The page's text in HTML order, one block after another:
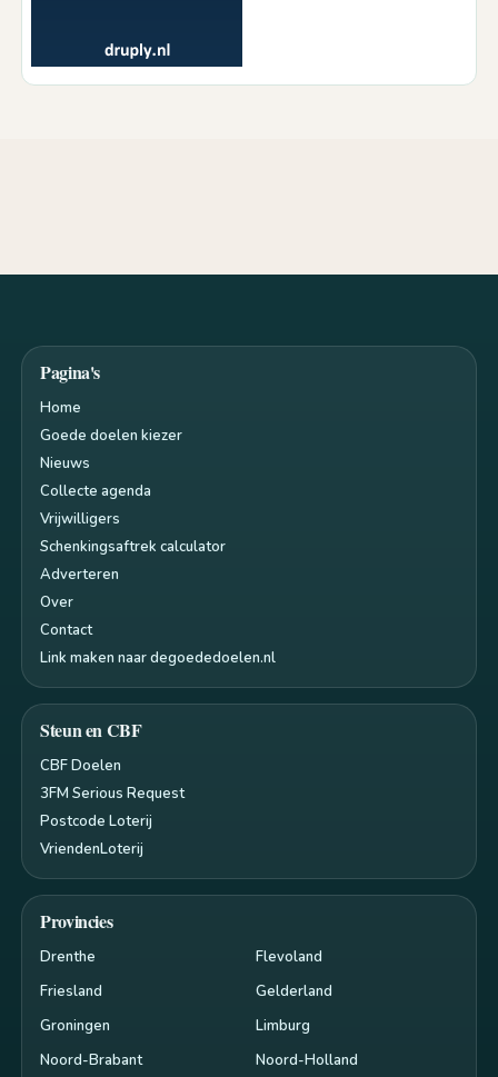
Pagina's
Home
Goede doelen kiezer
Nieuws
Collecte agenda
Vrijwilligers
Schenkingsaftrek calculator
Adverteren
Over
Contact
Link maken naar degoededoelen.nl
Steun en CBF
CBF Doelen
3FM Serious Request
Postcode Loterij
VriendenLoterij
Provincies
Drenthe
Flevoland
Friesland
Gelderland
Groningen
Limburg
Noord-Brabant
Noord-Holland